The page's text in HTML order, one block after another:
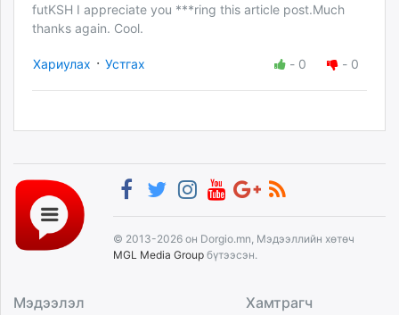
futKSH I appreciate you ***ring this article post.Much
thanks again. Cool.
Хариулах · Устгах - 0 - 0
© 2013-2026 он Dorgio.mn, Мэдээллийн хөтөч
MGL Media Group бүтээсэн.
Мэдээлэл Хамтрагч